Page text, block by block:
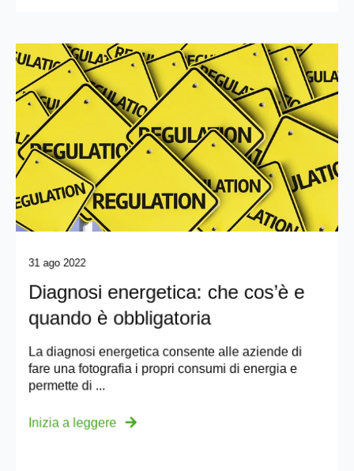
31 ago 2022
Diagnosi energetica: che cos’è e
quando è obbligatoria
La diagnosi energetica consente alle aziende di
fare una fotografia i propri consumi di energia e
permette di ...
Inizia a leggere